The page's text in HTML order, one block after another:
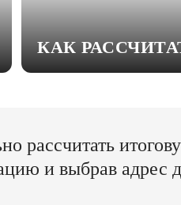
КАК
рассчитать
и выбрав адрес